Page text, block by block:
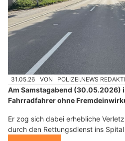
31.05.26 VON POLIZEI.NEWS
Am Samstagabend (30.05.2026)
Fahrradfahrer ohne
Er zog sich dabei erhebliche
durch den Rettungsdienst ins